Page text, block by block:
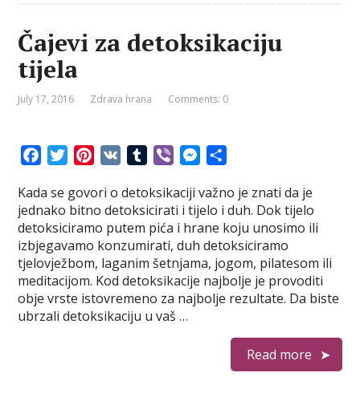
Čajevi za detoksikaciju
tijela
July 17, 2016 Zdrava hrana Comments: 0
c
e
b
o
o
k
T
i
t
t
e
r
n
t
e
r
e
s
t
m
b
l
r
b
e
r
M
s
s
e
n
g
e
a
r
e
Kada se govori o detoksikaciji važno je znati da je
jednako bitno detoksicirati i tijelo i duh. Dok tijelo
detoksiciramo putem pića i hrane koju unosimo ili
izbjegavamo konzumirati, duh detoksiciramo
tjelovježbom, laganim šetnjama, jogom, pilatesom ili
meditacijom. Kod detoksikacije najbolje je provoditi
obje vrste istovremeno za najbolje rezultate. Da biste
ubrzali detoksikaciju u vaš …
Read more